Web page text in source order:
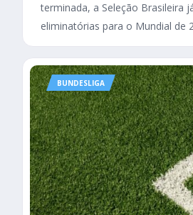
terminada, a Seleção Brasileira
eliminatórias para o Mundial de
BUNDESLIGA